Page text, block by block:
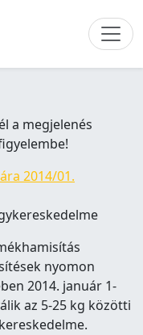
a megjelenés
2014/01.
nyomon
2014. január 1-
az 5-25 kg közötti